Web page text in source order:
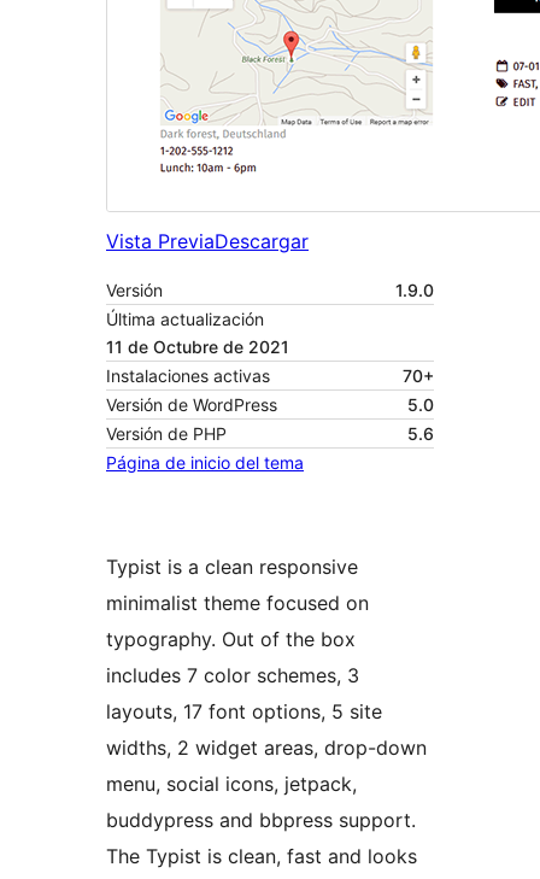
Vista PreviaDescargar
Versión
1.9.0
Última actualización
11 de Octubre de 2021
Instalaciones activas
70+
Versión de WordPress
5.0
Versión de PHP
5.6
Página de inicio del tema
Typist is a clean responsive
minimalist theme focused on
typography. Out of the box
includes 7 color schemes, 3
layouts, 17 font options, 5 site
widths, 2 widget areas, drop-down
menu, social icons, jetpack,
buddypress and bbpress support.
The Typist is clean, fast and looks